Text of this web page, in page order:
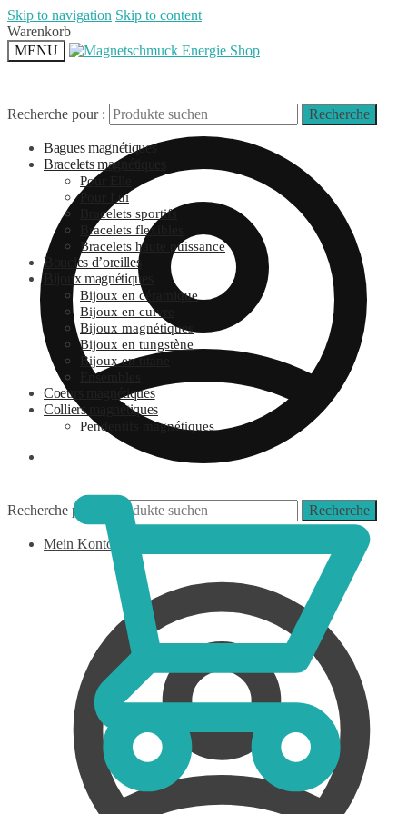
Skip to navigation Skip to content
Warenkorb
MENU
Recherche pour : Recherche
Mein Konto
Recherche pour : Recherche
Bagues magnétiques
Bracelets magnétiques
Pour Elle
Pour Lui
Bracelets sportifs
Bracelets flexibles
Bracelets haute puissance
Boucles d’oreilles
Bijoux magnétiques
Bijoux en céramique
Bijoux en cuivre
Bijoux magnétiques
Bijoux en tungstène
Bijoux en titane
Ensembles
Coeurs magnétiques
Colliers magnétiques
Pendentifs magnétiques